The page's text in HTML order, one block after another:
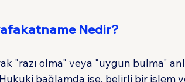
Nedir?
"razı olma" veya "uygun bulma"
Hukuki bağlamda ise, belirli bir işlem